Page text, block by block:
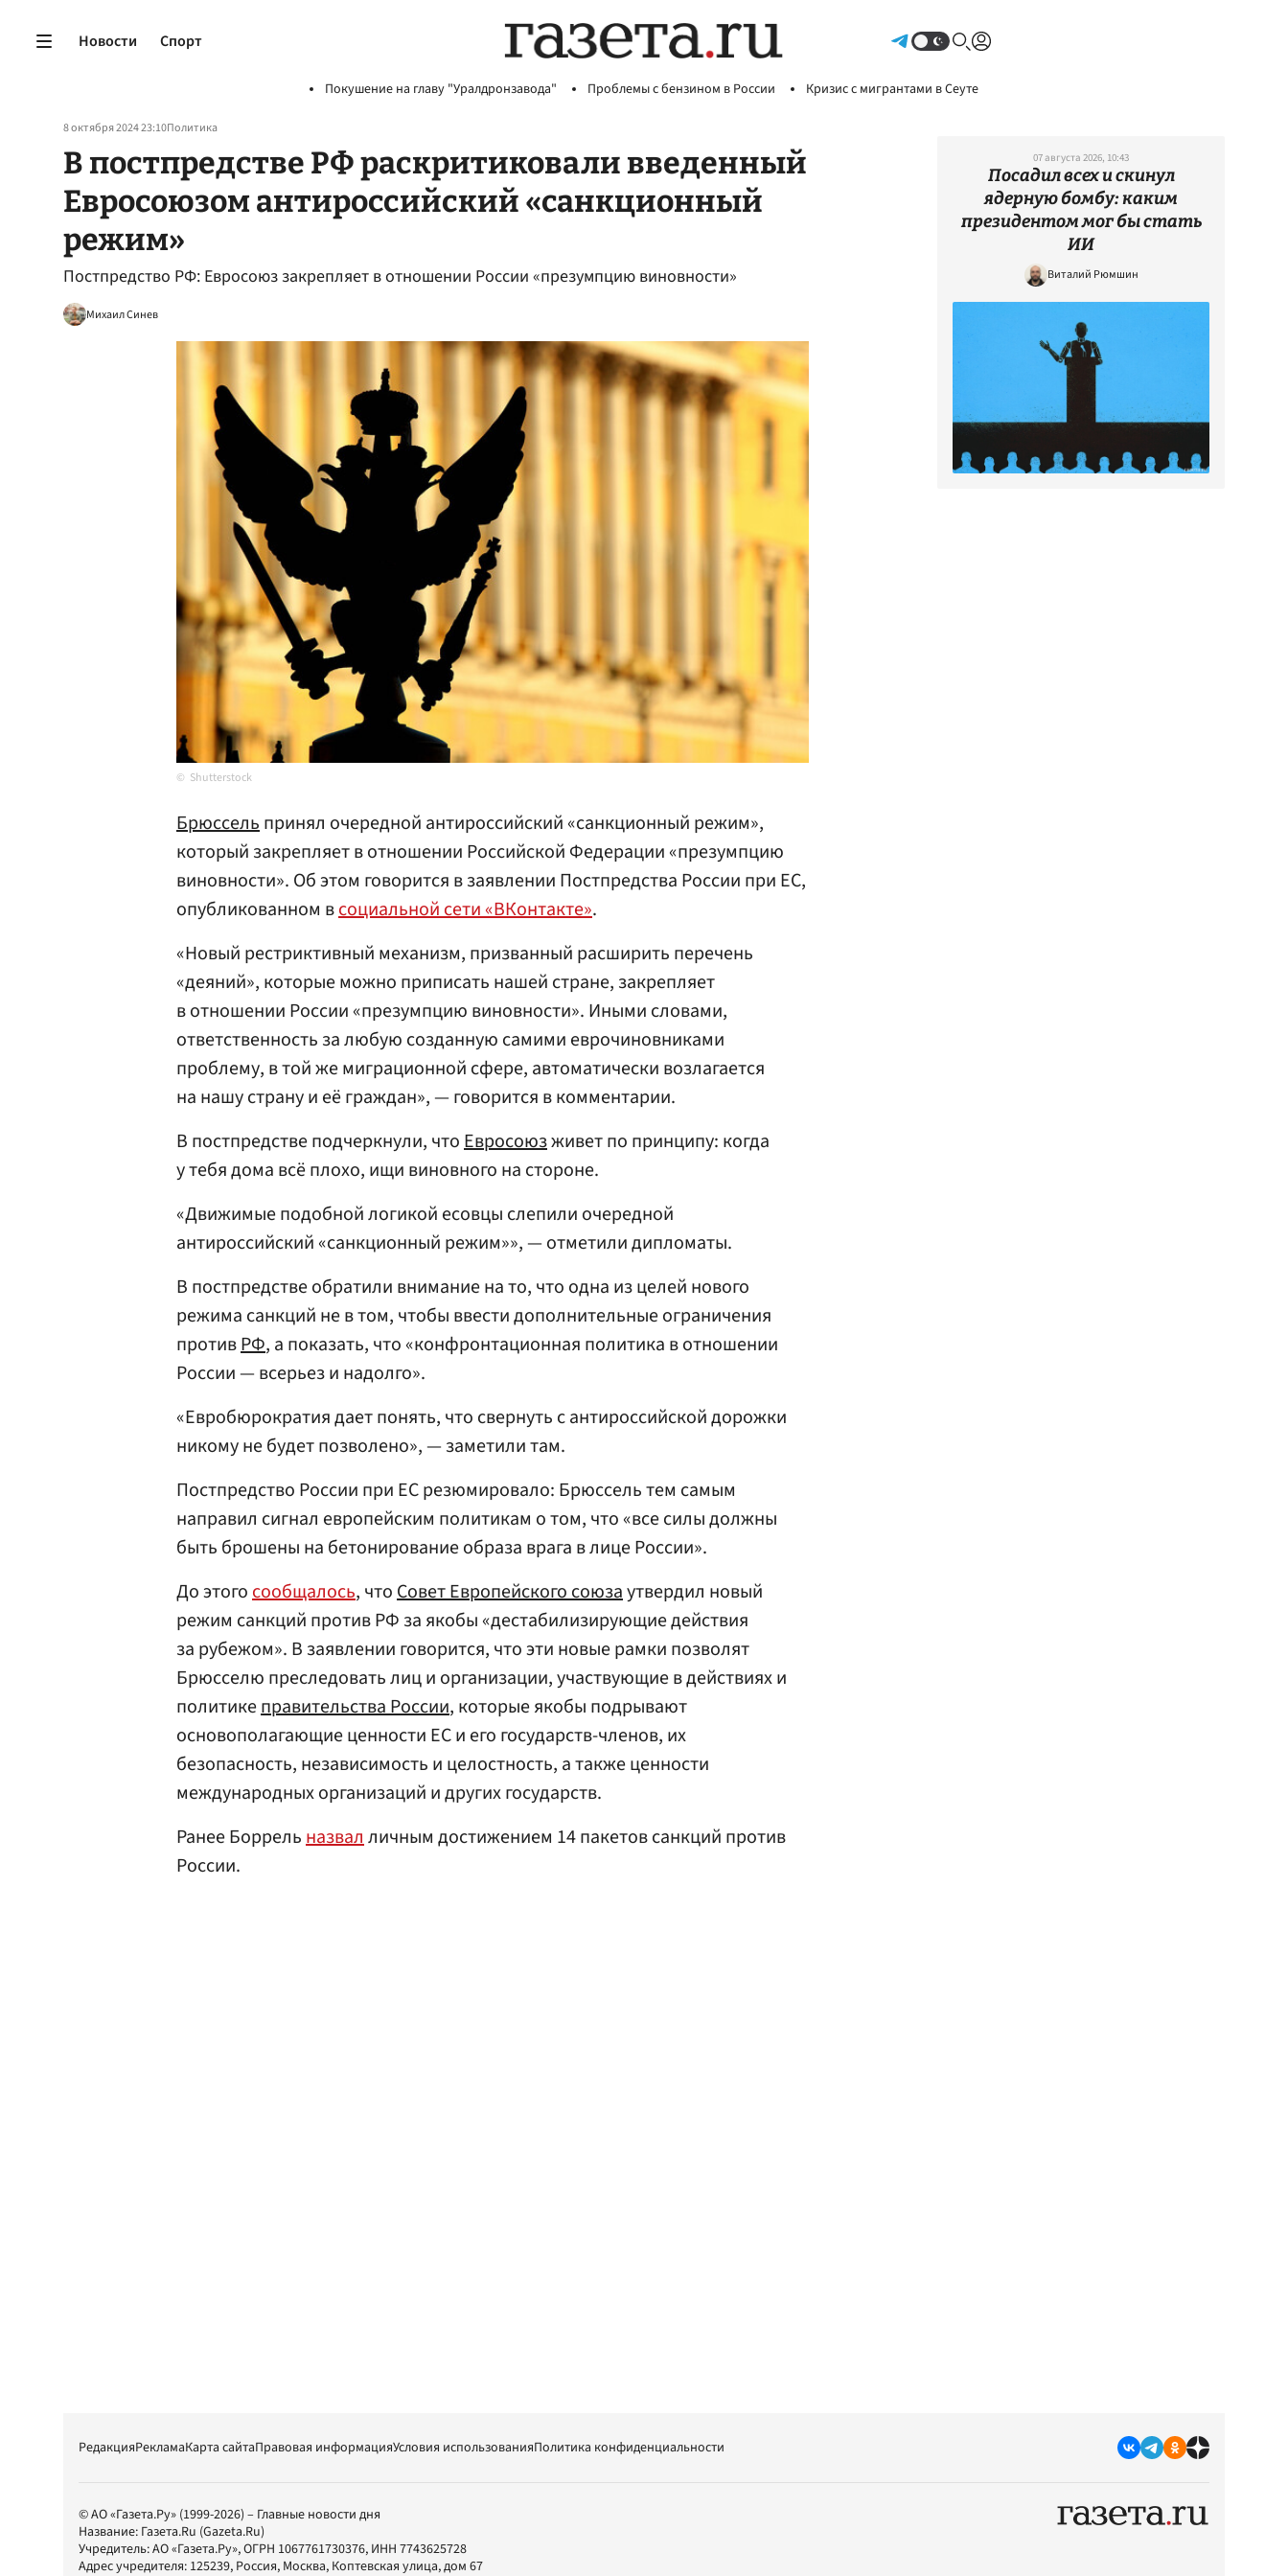
Новости Спорт
Покушение на главу "Уралдронзавода" Проблемы с бензином в России Кризис с мигрантами в Сеуте
8 октября 2024 23:10Политика
В постпредстве РФ раскритиковали введенный
Евросоюзом антироссийский «санкционный
режим»
Постпредство РФ: Евросоюз закрепляет в отношении России «презумпцию виновности»
Михаил Синев
Shutterstock
Брюссельпринял очередной антироссийский «санкционный режим»,
который закрепляет в отношении Российской Федерации «презумпцию
виновности». Об этом говорится в заявлении Постпредства России при ЕС,
опубликованном всоциальной сети «ВКонтакте».
«Новый рестриктивный механизм, призванный расширить перечень
«деяний», которые можно приписать нашей стране, закрепляет
в отношении России «презумпцию виновности». Иными словами,
ответственность за любую созданную самими еврочиновниками
проблему, в той же миграционной сфере, автоматически возлагается
на нашу страну и её граждан», — говорится в комментарии.
В постпредстве подчеркнули, чтоЕвросоюзживет по принципу: когда
у тебя дома всё плохо, ищи виновного на стороне.
«Движимые подобной логикой есовцы слепили очередной
антироссийский «санкционный режим»», — отметили дипломаты.
В постпредстве обратили внимание на то, что одна из целей нового
режима санкций не в том, чтобы ввести дополнительные ограничения
противРФ, а показать, что «конфронтационная политика в отношении
России — всерьез и надолго».
«Евробюрократия дает понять, что свернуть с антироссийской дорожки
никому не будет позволено», — заметили там.
Постпредство России при ЕС резюмировало: Брюссель тем самым
направил сигнал европейским политикам о том, что «все силы должны
быть брошены на бетонирование образа врага в лице России».
До этогосообщалось, чтоСовет Европейского союзаутвердил новый
режим санкций против РФ за якобы «дестабилизирующие действия
за рубежом». В заявлении говорится, что эти новые рамки позволят
Брюсселю преследовать лиц и организации, участвующие в действиях и
политикеправительства России, которые якобы подрывают
основополагающие ценности ЕС и его государств-членов, их
безопасность, независимость и целостность, а также ценности
международных организаций и других государств.
Ранее Боррельназвалличным достижением 14 пакетов санкций против
России.
07 августа 2026, 10:43
Посадил всех и скинул
ядерную бомбу: каким
президентом мог бы стать
ИИ
Виталий Рюмшин
РедакцияРекламаКарта сайтаПравовая информацияУсловия использованияПолитика конфиденциальности
© АО «Газета.Ру» (1999-2026) – Главные новости дня
Название: Газета.Ru (Gazeta.Ru)
Учредитель:АО «Газета.Ру», ОГРН 1067761730376, ИНН 7743625728
Адрес учредителя: 125239, Россия, Москва, Коптевская улица, дом 67